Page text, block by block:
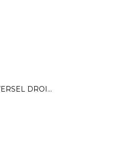
DROI...